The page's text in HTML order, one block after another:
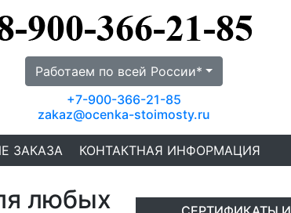
Работаем по всей России*
+7-900-366-21-85
zakaz@ocenka-stoimosty.ru
ЗАКАЗА КОНТАКТНАЯ ИНФОРМАЦИЯ
любых